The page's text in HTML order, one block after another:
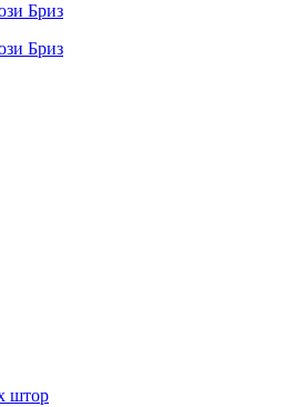
Бриз
Бриз
штор